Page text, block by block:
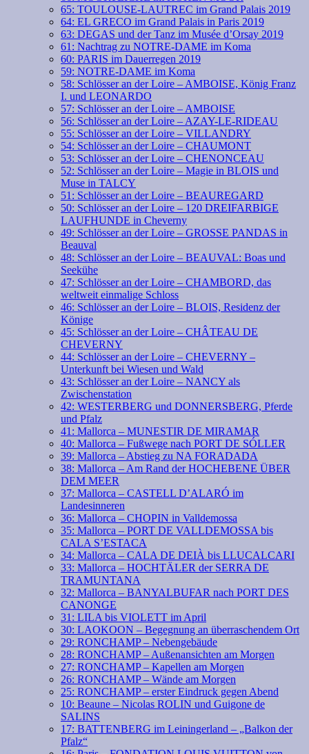
65: TOULOUSE-LAUTREC im Grand Palais 2019
64: EL GRECO im Grand Palais in Paris 2019
63: DEGAS und der Tanz im Musée d’Orsay 2019
61: Nachtrag zu NOTRE-DAME im Koma
60: PARIS im Dauerregen 2019
59: NOTRE-DAME im Koma
58: Schlösser an der Loire – AMBOISE, König Franz
I. und LEONARDO
57: Schlösser an der Loire – AMBOISE
56: Schlösser an der Loire – AZAY-LE-RIDEAU
55: Schlösser an der Loire – VILLANDRY
54: Schlösser an der Loire – CHAUMONT
53: Schlösser an der Loire – CHENONCEAU
52: Schlösser an der Loire – Magie in BLOIS und
Muse in TALCY
51: Schlösser an der Loire – BEAUREGARD
50: Schlösser an der Loire – 120 DREIFARBIGE
LAUFHUNDE in Cheverny
49: Schlösser an der Loire – GROSSE PANDAS in
Beauval
48: Schlösser an der Loire – BEAUVAL: Boas und
Seekühe
47: Schlösser an der Loire – CHAMBORD, das
weltweit einmalige Schloss
46: Schlösser an der Loire – BLOIS, Residenz der
Könige
45: Schlösser an der Loire – CHÂTEAU DE
CHEVERNY
44: Schlösser an der Loire – CHEVERNY –
Unterkunft bei Wiesen und Wald
43: Schlösser an der Loire – NANCY als
Zwischenstation
42: WESTERBERG und DONNERSBERG, Pferde
und Pfalz
41: Mallorca – MUNESTIR DE MIRAMAR
40: Mallorca – Fußwege nach PORT DE SÓLLER
39: Mallorca – Abstieg zu NA FORADADA
38: Mallorca – Am Rand der HOCHEBENE ÜBER
DEM MEER
37: Mallorca – CASTELL D’ALARÓ im
Landesinneren
36: Mallorca – CHOPIN in Valldemossa
35: Mallorca – PORT DE VALLDEMOSSA bis
CALA S’ESTACA
34: Mallorca – CALA DE DEIÀ bis LLUCALCARI
33: Mallorca – HOCHTÄLER der SERRA DE
TRAMUNTANA
32: Mallorca – BANYALBUFAR nach PORT DES
CANONGE
31: LILA bis VIOLETT im April
30: LAOKOON – Begegnung an überraschendem Ort
29: RONCHAMP – Nebengebäude
28: RONCHAMP – Außenansichten am Morgen
27: RONCHAMP – Kapellen am Morgen
26: RONCHAMP – Wände am Morgen
25: RONCHAMP – erster Eindruck gegen Abend
10: Beaune – Nicolas ROLIN und Guigone de
SALINS
17: BATTENBERG im Leiningerland – „Balkon der
Pfalz“